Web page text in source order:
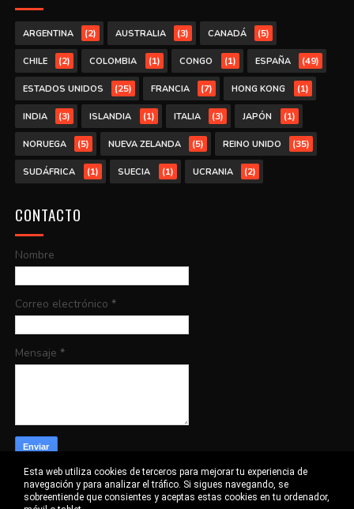
ARGENTINA (2) AUSTRALIA (3) CANADÁ (5)
CHILE (2) COLOMBIA (1) CONGO (1) ESPAÑA (49)
ESTADOS UNIDOS (25) FRANCIA (7) HONG KONG (1)
INDIA (3) ISLANDIA (1) ITALIA (3) JAPÓN (1)
NORUEGA (5) NUEVA ZELANDA (5) REINO UNIDO (35)
SUDÁFRICA (1) SUECIA (1) UCRANIA (2)
CONTACTO
Nombre
Correo electrónico *
Mensaje *
Esta web utiliza cookies de terceros para mejorar tu experiencia de
navegación y para analizar el tráfico. Si sigues navegando, se
sobreentiende que consientes y aceptas estas cookies en tu ordenador,